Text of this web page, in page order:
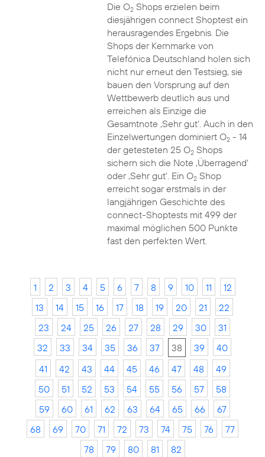
Die O2Shops erzielen beim
diesjährigen connect Shoptest ein
herausragendes Ergebnis. Die
Shops der Kernmarke von
Telefónica Deutschland holen sich
nicht nur erneut den Testsieg, sie
bauen den Vorsprung auf den
Wettbewerb deutlich aus und
erreichen als Einzige die
Gesamtnote ‚Sehr gut‘. Auch in den
Einzelwertungen dominiert O2- 14
der getesteten 25 O2Shops
sichern sich die Note ‚Überragend‘
oder ‚Sehr gut‘. Ein O2Shop
erreicht sogar erstmals in der
langjährigen Geschichte des
connect-Shoptests mit 499 der
maximal möglichen 500 Punkte
fast den perfekten Wert.
1 2 3 4 5 6 7 8 9 10 11
12
13
14 15 16 17 18 19 20 21
22
23
24 25 26 27 28 29 30
31
32
33 34 35 36 37 38 39
40
41
42 43 44 45 46 47 48
49
50
51 52 53 54 55 56 57
58
59
60 61 62 63 64 65 66
67
68
69 70 71 72 73 74 75 76
77
78
79 80 81 82